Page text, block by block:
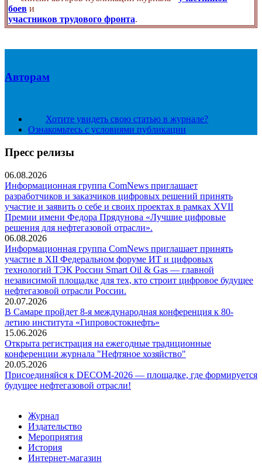
боев и
участников трудового фронта.
Авторам
Хотите увидеть свою статью в журнале?
Ознакомьтесь с условиями публикации
Пресс релизы
06.08.2026
Информационная группа ComNews приглашает
разработчиков и заказчиков цифровых решений принять
участие и заявить о себе и своих проектах в рамках XVII
Премии имени Федора Прядунова «Лучшие цифровые
решения для нефтегазовой отрасли».
06.08.2026
Информационная группа ComNews приглашает принять
участие в XII Федеральном форуме ИТ и цифровых
технологий ТЭК России Smart Oil & Gas — главной
независимой площадке для тех, кто строит цифровое будущее
нефтегазовой отрасли России.
20.07.2026
В Самаре пройдет 8-я международная конференция к 80-
летию института «Гипровостокнефть»
15.06.2026
Открыта регистрация на ежегодные традиционные
конференции журнала "Нефтяное хозяйство"
20.05.2026
Присоединяйся к DECOM-2026 — площадке, где формируется
будущее нефтегазовой отрасли!
Журнал
Издательство
Мероприятия
История
Интернет-магазин